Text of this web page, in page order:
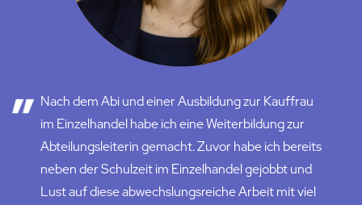
Nach dem Abi und einer Ausbildung zur Kauffrau
im Einzelhandel habe ich eine Weiterbildung zur
Abteilungsleiterin gemacht. Zuvor habe ich bereits
neben der Schulzeit im Einzelhandel gejobbt und
Lust auf diese abwechslungsreiche Arbeit mit viel